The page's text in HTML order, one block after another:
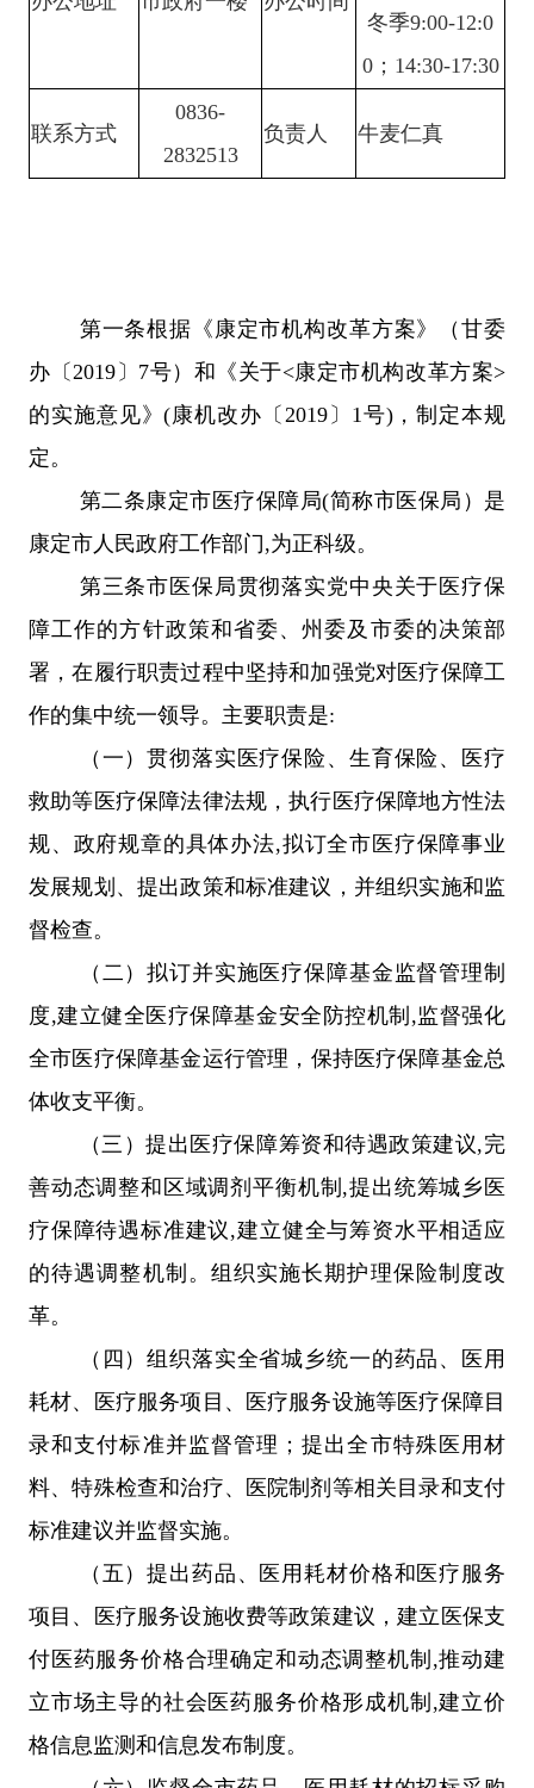
冬季9:00-12:0
0；14:30-17:30
联系方式
0836-
2832513
负责人 牛麦仁真
第一条根据《 康定市机构改革方案》
（甘委
办 〔2019〕 7号） 和《关于<康定市机构改革方案>
的实施意见》(康机改办 〔 2019〕 1 号)，制定本规
定。
第二条康定市医疗保障局(简称市医保局）是
康定市 人民政府工作部门,为正科级。
第三条市医保局贯彻落实党中央关于医疗保
障工作的方针政策和省委、州委及市委的决策部
署，在履行职责过程中坚持和加强党对医疗保障工
作的集中统一领导。主要职责是:
（一）贯彻落实医疗保险、生育保险、医疗
救助等医疗保障法律法规，执行医疗保障地方性法
规、政府规章的具体办法,拟订全市医疗保障事业
发展规划 、提出政策和标准建议， 并组织实施和监
督检查。
（二）拟订并实施医疗保障基金监督管理制
度,建立健全医疗保障基金安全防控机制 , 监督强化
全市医疗保障基金运行管理，保持医疗保障基金总
体收支平衡。
（三）提出 医疗保障筹资和待遇政策建议, 完
善动态调整和区域调剂平衡机制 ,提出统筹城乡医
疗保障待遇标准建议 ,建立健全与筹资水平相适应
的待遇调整机制。组织实施长期护理保险制度改
革。
（四）组织落实全省城乡统一的药品、医用
耗材、医疗服务项目、医疗服务设施等医疗保障目
录和支付标准并监督管理； 提出全市特殊医用材
料、特殊检查和治疗、医院制剂等相关目录和支付
标准建议并监督实施。
（五）提出药品、医用耗材价格和医疗服务
项目、医疗服务设施收费等政策建议 ，建立 医保支
付医药服务价格合理确定和动态调整机制 ,推动建
立市场主导的社会医药服务价格形成机制 ,建立价
格信息监测和信息发布制度。